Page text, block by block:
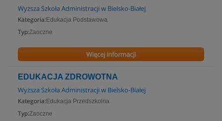
Wyższa Szkoła Administracji w Bielsko-Białej
Kategoria: Edukacja Podstawowa
Typ:Zaoczne
Więcej informacji
EDUKACJA ZDROWOTNA
Wyższa Szkoła Administracji w Bielsko-Białej
Kategoria: Edukacja Przedszkolna
Typ:Zaoczne